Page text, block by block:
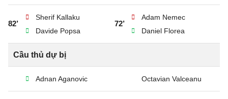
82’
Sherif Kallaku
Davide Popsa
72’
Adam Nemec
Daniel Florea
Cầu thủ dự bị
Adnan Aganovic Octavian Valceanu